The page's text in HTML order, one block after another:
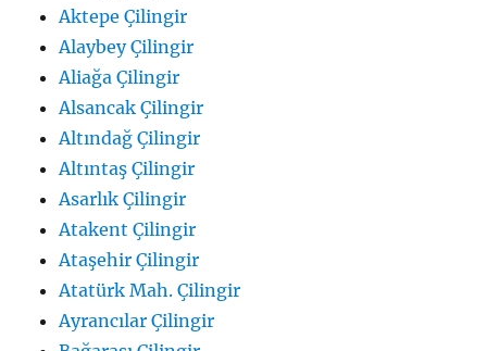
Aktepe Çilingir
Alaybey Çilingir
Aliağa Çilingir
Alsancak Çilingir
Altındağ Çilingir
Altıntaş Çilingir
Asarlık Çilingir
Atakent Çilingir
Ataşehir Çilingir
Atatürk Mah. Çilingir
Ayrancılar Çilingir